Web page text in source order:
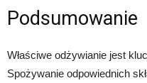
Podsumowanie
Właściwe odżywianie jest
Spożywanie odpowiednich